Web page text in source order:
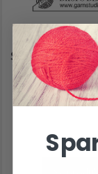
263-33
SERENITY
DROPS
Pris från